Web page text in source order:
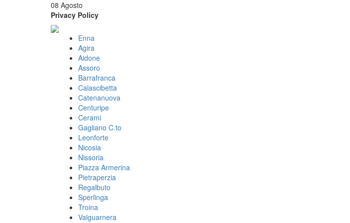
08 Agosto
Privacy Policy
Enna
Agira
Aidone
Assoro
Barrafranca
Calascibetta
Catenanuova
Centuripe
Cerami
Gagliano C.to
Leonforte
Nicosia
Nissoria
Piazza Armerina
Pietraperzia
Regalbuto
Sperlinga
Troina
Valguarnera